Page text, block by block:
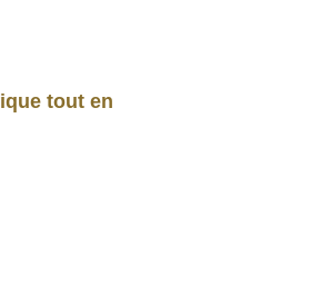
tout en